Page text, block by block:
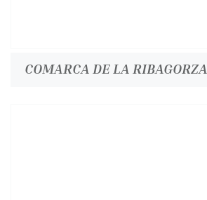
COMARCA DE LA RIBAGORZA